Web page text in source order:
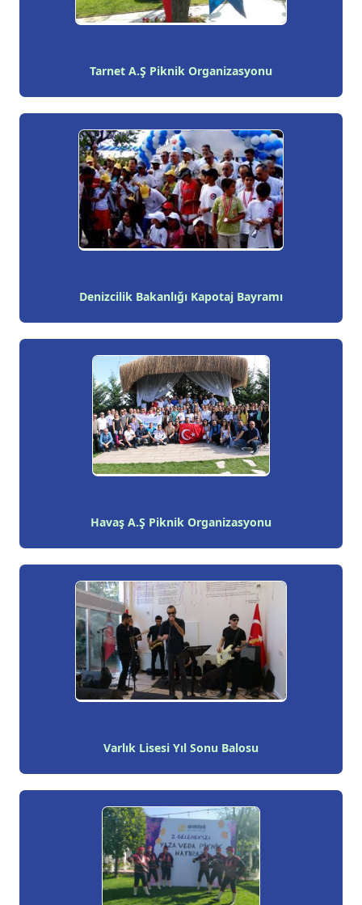
Tarnet A.Ş Piknik Organizasyonu
Denizcilik Bakanlığı Kapotaj Bayramı
Havaş A.Ş Piknik Organizasyonu
Varlık Lisesi Yıl Sonu Balosu